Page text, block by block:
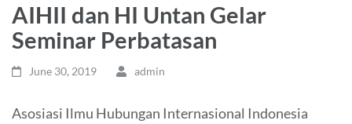
AIHII dan HI Untan Gelar
Seminar Perbatasan
June 30, 2019 admin
Asosiasi Ilmu Hubungan Internasional Indonesia